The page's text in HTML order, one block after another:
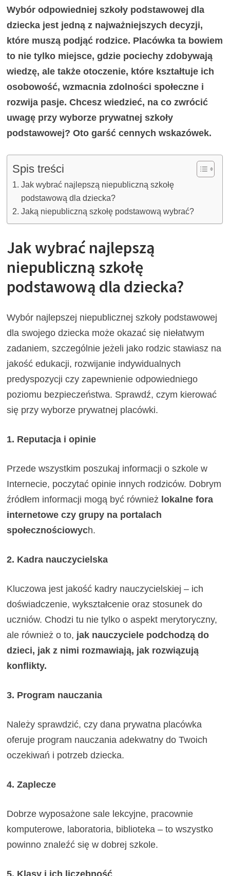
Wybór odpowiedniej szkoły podstawowej dla
dziecka jest jedną z najważniejszych decyzji,
które muszą podjąć rodzice. Placówka ta bowiem
to nie tylko miejsce, gdzie pociechy zdobywają
wiedzę, ale także otoczenie, które kształtuje ich
osobowość, wzmacnia zdolności społeczne i
rozwija pasje. Chcesz wiedzieć, na co zwrócić
uwagę przy wyborze prywatnej szkoły
podstawowej? Oto garść cennych wskazówek.
Spis treści
Jak wybrać najlepszą niepubliczną szkołę
podstawową dla dziecka?
Jaką niepubliczną szkołę podstawową wybrać?
Jak wybrać najlepszą
niepubliczną szkołę
podstawową dla dziecka?
Wybór najlepszej niepublicznej szkoły podstawowej
dla swojego dziecka może okazać się niełatwym
zadaniem, szczególnie jeżeli jako rodzic stawiasz na
jakość edukacji, rozwijanie indywidualnych
predyspozycji czy zapewnienie odpowiedniego
poziomu bezpieczeństwa. Sprawdź, czym kierować
się przy wyborze prywatnej placówki.
1. Reputacja i opinie
Przede wszystkim poszukaj informacji o szkole w
Internecie, poczytać opinie innych rodziców. Dobrym
źródłem informacji mogą być również lokalne fora
internetowe czy grupy na portalach
społecznościowych.
2. Kadra nauczycielska
Kluczowa jest jakość kadry nauczycielskiej – ich
doświadczenie, wykształcenie oraz stosunek do
uczniów. Chodzi tu nie tylko o aspekt merytoryczny,
ale również o to, jak nauczyciele podchodzą do
dzieci, jak z nimi rozmawiają, jak rozwiązują
konflikty.
3. Program nauczania
Należy sprawdzić, czy dana prywatna placówka
oferuje program nauczania adekwatny do Twoich
oczekiwań i potrzeb dziecka.
4. Zaplecze
Dobrze wyposażone sale lekcyjne, pracownie
komputerowe, laboratoria, biblioteka – to wszystko
powinno znaleźć się w dobrej szkole.